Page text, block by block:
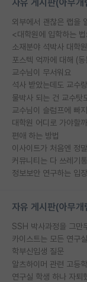
자유 게시판(아무
외부에서 괜찮은 랩을
<대학원에 입학하는
소재분야 석박사 대학
교수님이 무서워요
석사 받았는데도 교수
물박사 되는 건 교수탓
교수님이 슬럼프에 빠
대학원 어디로 가야할
편애 하는 방법
이사이트가 처음엔 정
커뮤니티는 다 쓰레기
자유 게시판(아무
카이스트는 모든 연구
학부신입생 질문
알츠하이머 관련 고등
연구실 학생 하나 자퇴